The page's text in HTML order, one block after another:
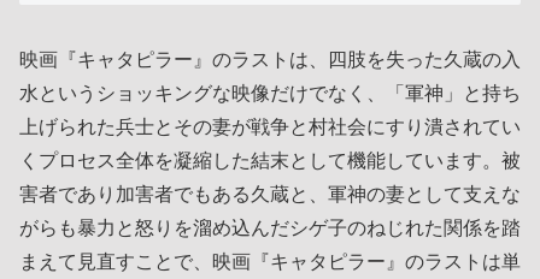
映画『キャタピラー』のラストは、四肢を失った久蔵の入
水というショッキングな映像だけでなく、「軍神」と持ち
上げられた兵士とその妻が戦争と村社会にすり潰されてい
くプロセス全体を凝縮した結末として機能しています。被
害者であり加害者でもある久蔵と、軍神の妻として支えな
がらも暴力と怒りを溜め込んだシゲ子のねじれた関係を踏
まえて見直すことで、映画『キャタピラー』のラストは単